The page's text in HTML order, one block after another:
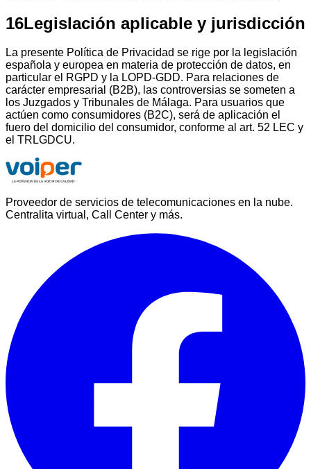
16Legislación aplicable y jurisdicción
La presente Política de Privacidad se rige por la legislación
española y europea en materia de protección de datos, en
particular el RGPD y la LOPD-GDD. Para relaciones de
carácter empresarial (B2B), las controversias se someten a
los Juzgados y Tribunales de Málaga. Para usuarios que
actúen como consumidores (B2C), será de aplicación el
fuero del domicilio del consumidor, conforme al art. 52 LEC y
el TRLGDCU.
Proveedor de servicios de telecomunicaciones en la nube.
Centralita virtual, Call Center y más.